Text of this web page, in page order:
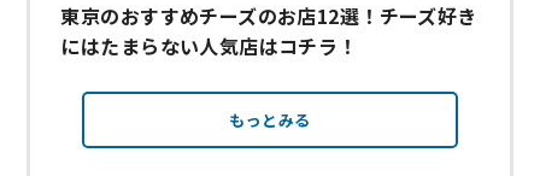
東京のおすすめチーズのお店12選！チーズ好き
にはたまらない人気店はコチラ！
もっとみる